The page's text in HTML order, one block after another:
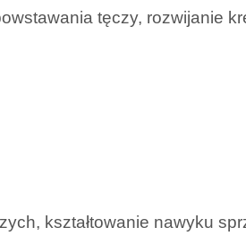
tęczy, rozwijanie
kształtowanie nawyku